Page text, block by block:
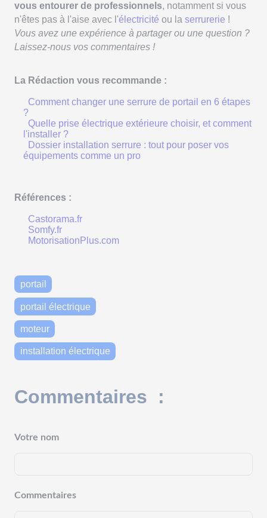
vous entourer de professionnels, notamment si vous
n'êtes pas à l'aise avec l'électricité ou la serrurerie !
Vous avez une expérience à partager ou une question ?
Laissez-nous vos commentaires !
La Rédaction vous recommande :
Comment changer une serrure de portail en 6 étapes
?
Quelle prise électrique extérieure choisir, et comment
l'installer ?
Dossier installation serrure : tout pour poser vos
équipements comme un pro
Références :
Castorama.fr
Somfy.fr
MotorisationPlus.com
portail
portail électrique
moteur
installation électrique
Commentaires :
Votre nom
Commentaires